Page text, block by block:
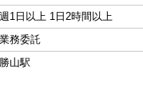
週1日以上 1日2時間以上
業務委託
勝山駅